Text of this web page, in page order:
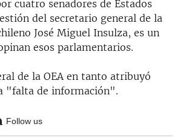
cuatro senadores de Estados
del secretario general de la
José Miguel Insulza, es un
esos parlamentarios.
de la OEA en tanto atribuyó
"falta de información".
Follow us